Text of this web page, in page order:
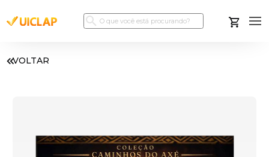
VOLTAR